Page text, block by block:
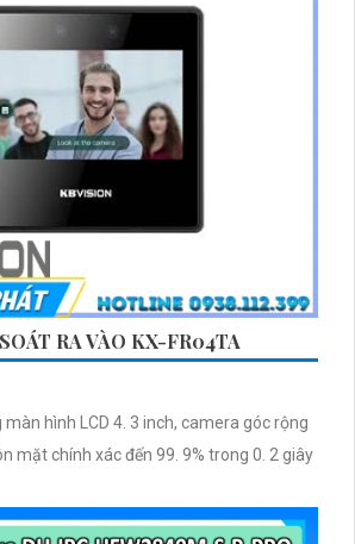
RA VÀO KX-FR04TA
màn hình LCD 4. 3 inch, camera góc rộng
mặt chính xác đến 99. 9% trong 0. 2 giây